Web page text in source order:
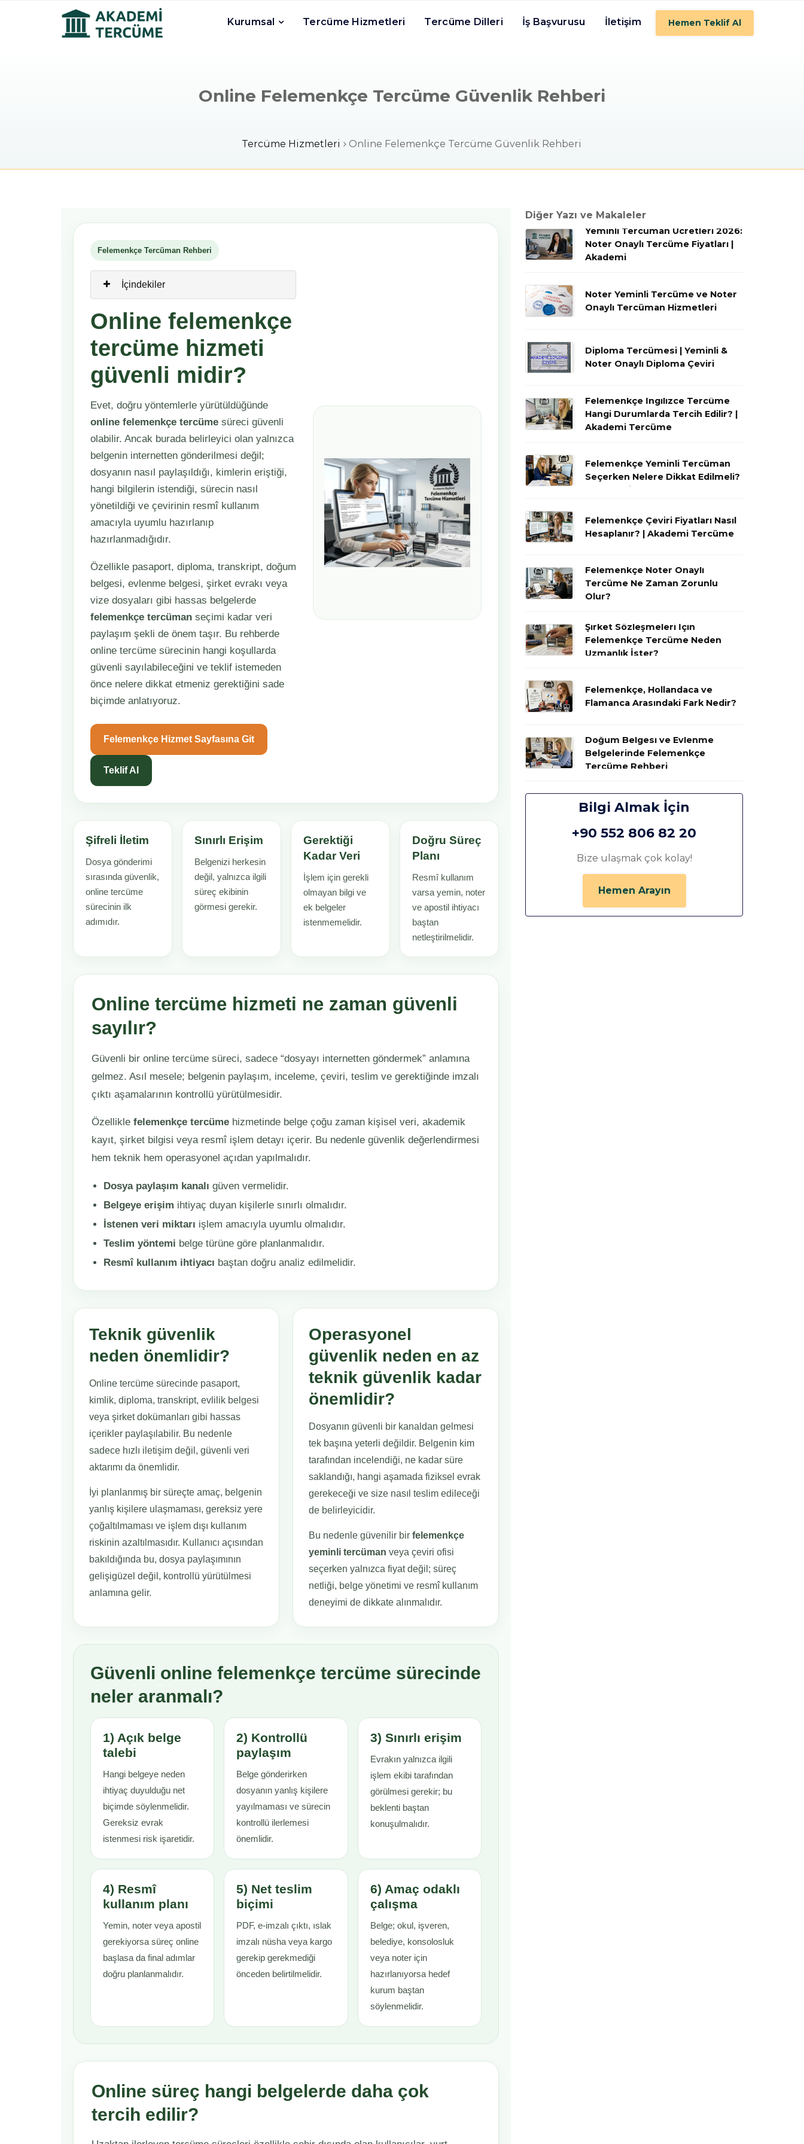
Kurumsal Tercüme Hizmetleri Tercüme Dilleri İş Başvurusu İletişim Hemen Teklif Al
Online Felemenkçe Tercüme Güvenlik Rehberi
Tercüme Hizmetleri Online Felemenkçe Tercüme Güvenlik Rehberi
Felemenkçe Tercüman Rehberi
İçindekiler
Online felemenkçe
tercüme hizmeti
güvenli midir?
Evet, doğru yöntemlerle yürütüldüğünde
online felemenkçe tercüme süreci güvenli
olabilir. Ancak burada belirleyici olan yalnızca
belgenin internetten gönderilmesi değil;
dosyanın nasıl paylaşıldığı, kimlerin eriştiği,
hangi bilgilerin istendiği, sürecin nasıl
yönetildiği ve çevirinin resmî kullanım
amacıyla uyumlu hazırlanıp
hazırlanmadığıdır.
Özellikle pasaport, diploma, transkript, doğum
belgesi, evlenme belgesi, şirket evrakı veya
vize dosyaları gibi hassas belgelerde
felemenkçe tercüman seçimi kadar veri
paylaşım şekli de önem taşır. Bu rehberde
online tercüme sürecinin hangi koşullarda
güvenli sayılabileceğini ve teklif istemeden
önce nelere dikkat etmeniz gerektiğini sade
biçimde anlatıyoruz.
Felemenkçe Hizmet Sayfasına Git
Teklif Al
Şifreli İletim
Dosya gönderimi
sırasında güvenlik,
online tercüme
sürecinin ilk
adımıdır.
Sınırlı Erişim
Belgenizi herkesin
değil, yalnızca ilgili
süreç ekibinin
görmesi gerekir.
Gerektiği
Kadar Veri
İşlem için gerekli
olmayan bilgi ve
ek belgeler
istenmemelidir.
Doğru Süreç
Planı
Resmî kullanım
varsa yemin, noter
ve apostil ihtiyacı
baştan
netleştirilmelidir.
Online tercüme hizmeti ne zaman güvenli
sayılır?
Güvenli bir online tercüme süreci, sadece “dosyayı internetten göndermek” anlamına
gelmez. Asıl mesele; belgenin paylaşım, inceleme, çeviri, teslim ve gerektiğinde imzalı
çıktı aşamalarının kontrollü yürütülmesidir.
Özellikle felemenkçe tercüme hizmetinde belge çoğu zaman kişisel veri, akademik
kayıt, şirket bilgisi veya resmî işlem detayı içerir. Bu nedenle güvenlik değerlendirmesi
hem teknik hem operasyonel açıdan yapılmalıdır.
Dosya paylaşım kanalı güven vermelidir.
Belgeye erişim ihtiyaç duyan kişilerle sınırlı olmalıdır.
İstenen veri miktarı işlem amacıyla uyumlu olmalıdır.
Teslim yöntemi belge türüne göre planlanmalıdır.
Resmî kullanım ihtiyacı baştan doğru analiz edilmelidir.
Teknik güvenlik
neden önemlidir?
Online tercüme sürecinde pasaport,
kimlik, diploma, transkript, evlilik belgesi
veya şirket dokümanları gibi hassas
içerikler paylaşılabilir. Bu nedenle
sadece hızlı iletişim değil, güvenli veri
aktarımı da önemlidir.
İyi planlanmış bir süreçte amaç, belgenin
yanlış kişilere ulaşmaması, gereksiz yere
çoğaltılmaması ve işlem dışı kullanım
riskinin azaltılmasıdır. Kullanıcı açısından
bakıldığında bu, dosya paylaşımının
gelişigüzel değil, kontrollü yürütülmesi
anlamına gelir.
Operasyonel
güvenlik neden en az
teknik güvenlik kadar
önemlidir?
Dosyanın güvenli bir kanaldan gelmesi
tek başına yeterli değildir. Belgenin kim
tarafından incelendiği, ne kadar süre
saklandığı, hangi aşamada fiziksel evrak
gerekeceği ve size nasıl teslim edileceği
de belirleyicidir.
Bu nedenle güvenilir bir felemenkçe
yeminli tercüman veya çeviri ofisi
seçerken yalnızca fiyat değil; süreç
netliği, belge yönetimi ve resmî kullanım
deneyimi de dikkate alınmalıdır.
Güvenli online felemenkçe tercüme sürecinde
neler aranmalı?
1) Açık belge
talebi
Hangi belgeye neden
ihtiyaç duyulduğu net
biçimde söylenmelidir.
Gereksiz evrak
istenmesi risk işaretidir.
2) Kontrollü
paylaşım
Belge gönderirken
dosyanın yanlış kişilere
yayılmaması ve sürecin
kontrollü ilerlemesi
önemlidir.
3) Sınırlı erişim
Evrakın yalnızca ilgili
işlem ekibi tarafından
görülmesi gerekir; bu
beklenti baştan
konuşulmalıdır.
4) Resmî
kullanım planı
Yemin, noter veya apostil
gerekiyorsa süreç online
başlasa da final adımlar
doğru planlanmalıdır.
5) Net teslim
biçimi
PDF, e-imzalı çıktı, ıslak
imzalı nüsha veya kargo
gerekip gerekmediği
önceden belirtilmelidir.
6) Amaç odaklı
çalışma
Belge; okul, işveren,
belediye, konsolosluk
veya noter için
hazırlanıyorsa hedef
kurum baştan
söylenmelidir.
Online süreç hangi belgelerde daha çok
tercih edilir?
Diğer Yazı ve Makaleler
Yeminli Tercüman Ücretleri 2026:
Noter Onaylı Tercüme Fiyatları |
Akademi
Noter Yeminli Tercüme ve Noter
Onaylı Tercüman Hizmetleri
Diploma Tercümesi | Yeminli &
Noter Onaylı Diploma Çeviri
Felemenkçe İngilizce Tercüme
Hangi Durumlarda Tercih Edilir? |
Akademi Tercüme
Felemenkçe Yeminli Tercüman
Seçerken Nelere Dikkat Edilmeli?
| Akademi Tercüme
Felemenkçe Çeviri Fiyatları Nasıl
Hesaplanır? | Akademi Tercüme
Felemenkçe Noter Onaylı
Tercüme Ne Zaman Zorunlu
Olur?
Şirket Sözleşmeleri İçin
Felemenkçe Tercüme Neden
Uzmanlık İster?
Felemenkçe, Hollandaca ve
Flamanca Arasındaki Fark Nedir?
Doğum Belgesi ve Evlenme
Belgelerinde Felemenkçe
Tercüme Rehberi
Bilgi Almak İçin
+90 552 806 82 20
Bize ulaşmak çok kolay!
Hemen Arayın